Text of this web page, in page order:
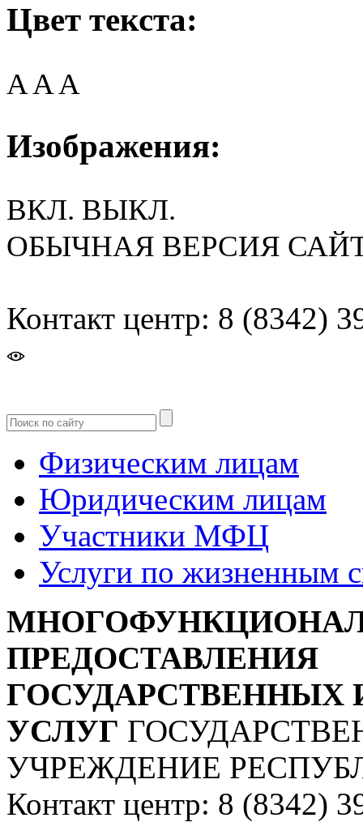
Цвет текста:
AAA
Изображения:
ВКЛ. ВЫКЛ.
ОБЫЧНАЯ ВЕРСИЯ
Контакт центр: 8 (8342)
Физическим лицам
Юридическим лицам
Участники МФЦ
Услуги по жизненным
ПРЕДОСТАВЛЕНИЯ
УСЛУГ
УЧРЕЖДЕНИЕ
Контакт центр: 8 (8342)